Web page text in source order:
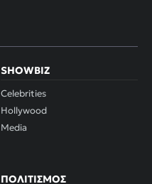
SHOWBIZ
Celebrities
Hollywood
Media
ΠΟΛΙΤΙΣΜΌΣ